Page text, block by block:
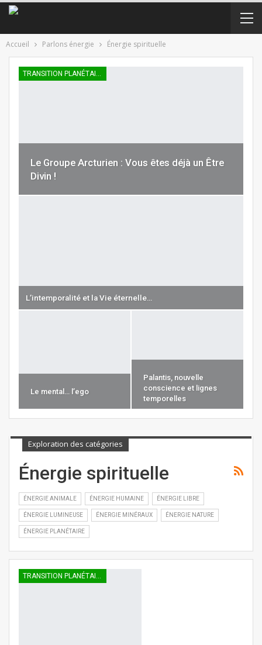
Accueil Parlons énergie Énergie spirituelle
TRANSITION PLANÉTAIRE
Le Groupe Arcturien : Vous êtes déjà un Être
Divin !
L’intemporalité et la Vie éternelle…
Le mental… l’ego
Palantis, nouvelle
conscience et lignes
temporelles
Exploration des catégories
Énergie spirituelle
ÉNERGIE ANIMALE ÉNERGIE HUMAINE ÉNERGIE LIBRE
ÉNERGIE LUMINEUSE ÉNERGIE MINÉRAUX ÉNERGIE NATURE
ÉNERGIE PLANÉTAIRE
TRANSITION PLANÉTAIRE